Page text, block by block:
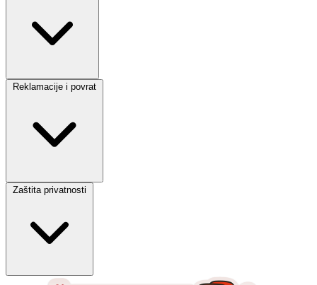
Reklamacije i povrat
Zaštita privatnosti